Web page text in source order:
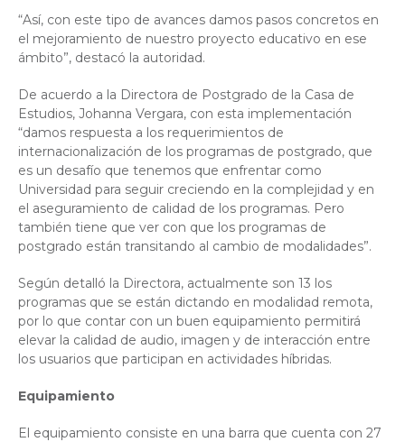
“Así, con este tipo de avances damos pasos concretos en
el mejoramiento de nuestro proyecto educativo en ese
ámbito”, destacó la autoridad.
De acuerdo a la Directora de Postgrado de la Casa de
Estudios, Johanna Vergara, con esta implementación
“damos respuesta a los requerimientos de
internacionalización de los programas de postgrado, que
es un desafío que tenemos que enfrentar como
Universidad para seguir creciendo en la complejidad y en
el aseguramiento de calidad de los programas. Pero
también tiene que ver con que los programas de
postgrado están transitando al cambio de modalidades”.
Según detalló la Directora, actualmente son 13 los
programas que se están dictando en modalidad remota,
por lo que contar con un buen equipamiento permitirá
elevar la calidad de audio, imagen y de interacción entre
los usuarios que participan en actividades híbridas.
Equipamiento
El equipamiento consiste en una barra que cuenta con 27